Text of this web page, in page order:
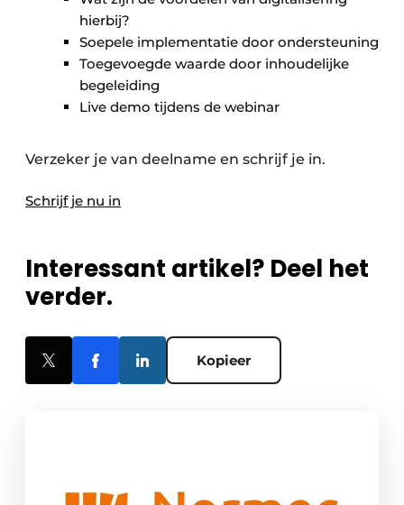
hierbij?
Soepele implementatie door ondersteuning
Toegevoegde waarde door inhoudelijke
begeleiding
Live demo tijdens de webinar
Verzeker je van deelname en schrijf je in.
Schrijf je nu in
Interessant artikel? Deel het
verder.
Kopieer